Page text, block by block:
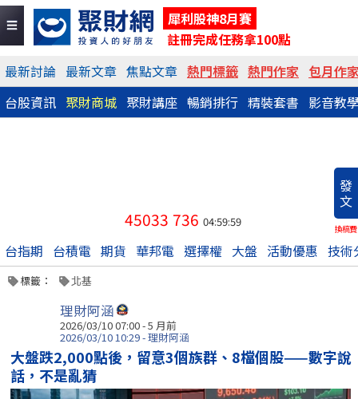
犀利股神8月賽
註冊完成任務拿100點
最新討論 最新文章 焦點文章 熱門標籤 熱門作家 包月作
台股資訊 聚財商城 聚財講座 暢銷排行 精裝套書 影音教
發
文
換稿費
45033 736 04:59:59
台指期 台積電 期貨 華邦電 選擇權 大盤 活動優惠 技術
標籤： 北基
理財阿涵
2026/03/10 07:00 - 5 月前
2026/03/10 10:29 - 理財阿涵
大盤跌2,000點後，留意3個族群、8檔個股——數字說
話，不是亂猜